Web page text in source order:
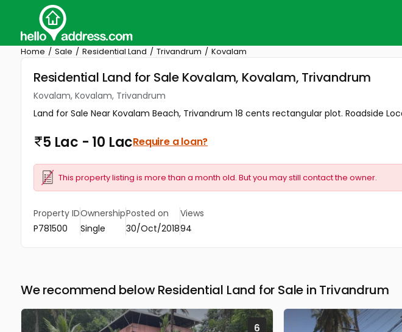
Home Sale Residential Land Trivandrum Kovalam
Residential Land for Sale Kovalam, Kovalam, Trivandrum
Kovalam, Kovalam, Trivandrum
Land for Sale Near Kovalam Beach, Trivandrum 18 cents rectangular plot. Roadside
5 Lac - 10 LacRequire a loan?
This property listing is more than a month old. But you may still contact the owner.
Property ID
P781500
Ownership
Single
Posted on
30/Oct/2018
Views
94
We recommend below Residential Land for Sale in Trivandrum
6